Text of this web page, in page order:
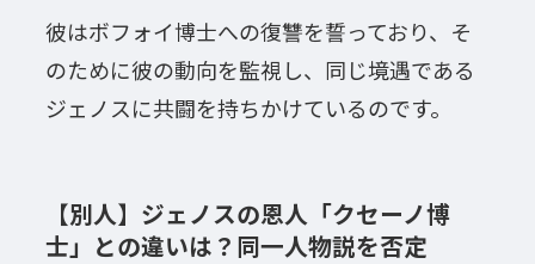
彼はボフォイ博士への復讐を誓っており、そ
のために彼の動向を監視し、同じ境遇である
ジェノスに共闘を持ちかけているのです。
【別人】ジェノスの恩人「クセーノ博
士」との違いは？同一人物説を否定